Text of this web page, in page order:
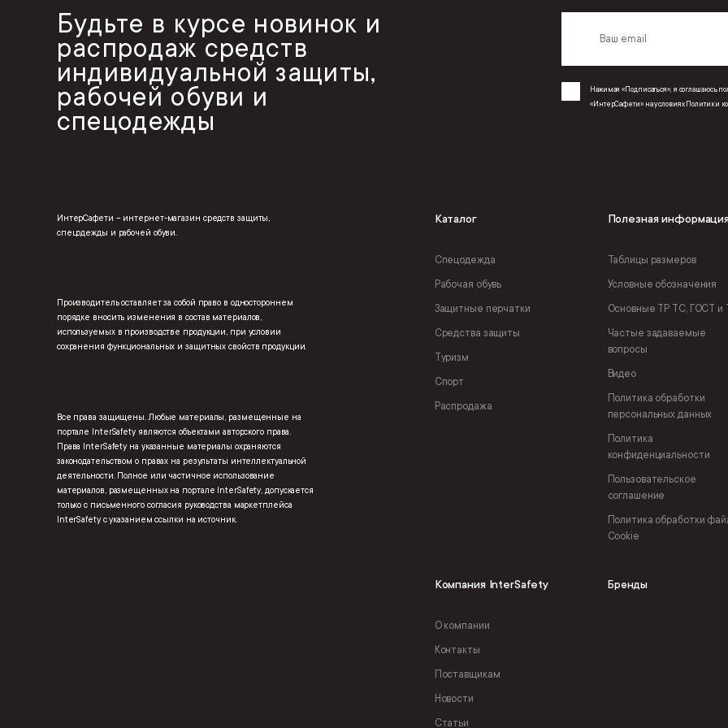
Будьте в курсе новинок и
распродаж средств
индивидуальной защиты,
рабочей обуви и
спецодежды
Нажимая «Подписаться», я соглашаюсь
«ИнтерСафети» на условиях Политики
ИнтерСафети – интернет-магазин средств защиты,
спецодежды и рабочей обуви.
Производитель оставляет за собой право в одностороннем
порядке вносить изменения в состав материалов,
используемых в производстве продукции, при условии
сохранения функциональных и защитных свойств продукции.
Все права защищены. Любые материалы, размещенные на
портале InterSafety являются объектами авторского права.
Права InterSafety на указанные материалы охраняются
законодательством о правах на результаты интеллектуальной
деятельности. Полное или частичное использование
материалов, размещенных на портале InterSafety, допускается
только с письменного согласия руководства маркетплейса
InterSafety с указанием ссылки на источник.
Каталог
Спецодежда
Рабочая обувь
Защитные перчатки
Средства защиты
Туризм
Спорт
Распродажа
Полезная
Таблицы размеров
Условные обозначения
Основные ТР ТС, ГОСТ и
Частые задаваемые
вопросы
Видео
Политика обработки
персональных данных
Политика
конфиденциальности
Пользовательское
соглашение
Политика обработки
Cookie
Компания InterSafety
О компании
Контакты
Поставщикам
Новости
Статьи
Бренды